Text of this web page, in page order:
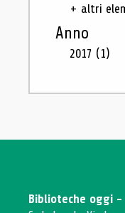
+ altri
Anno
2017 (1)
Biblioteche oggi -